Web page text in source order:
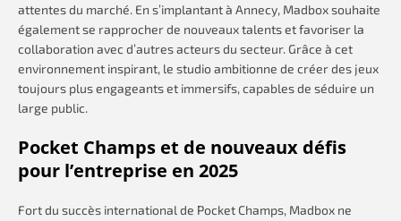
attentes du marché. En s’implantant à Annecy, Madbox souhaite
également se rapprocher de nouveaux talents et favoriser la
collaboration avec d’autres acteurs du secteur. Grâce à cet
environnement inspirant, le studio ambitionne de créer des jeux
toujours plus engageants et immersifs, capables de séduire un
large public.
Pocket Champs et de nouveaux défis
pour l’entreprise en 2025
Fort du succès international de Pocket Champs, Madbox ne